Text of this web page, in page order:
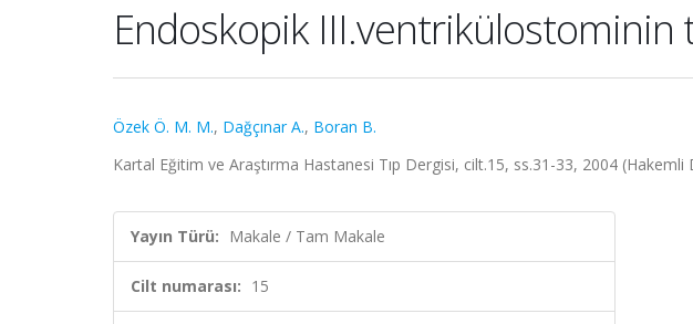
Endoskopik III.ventrikülostominin
Özek Ö. M. M., Dağçınar A., Boran B.
Kartal Eğitim ve Araştırma Hastanesi Tıp Dergisi, cilt.15, ss.31-33, 2004 (Hakemli
Yayın Türü: Makale / Tam Makale
Cilt numarası: 15